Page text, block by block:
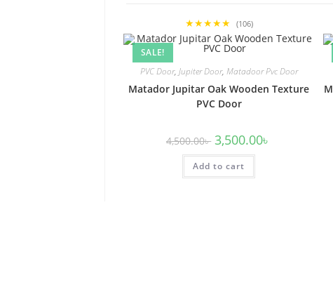
★★★★★ (106)
SALE!
PVC Door, Jupiter Door, Matadoor Pvc Door
Matador Jupitar Oak Wooden Texture
PVC Door
4,500.00৳ Original
price
was:
4,500.00৳ .
3,500.00৳
Add to cart